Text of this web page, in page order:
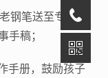
钢笔送至专业工
手稿；
手册，鼓励孩子